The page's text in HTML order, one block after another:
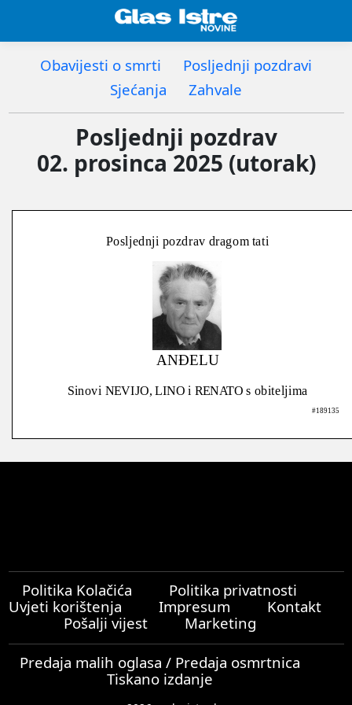
Obavijesti o smrti
Posljednji pozdravi
Sjećanja
Zahvale
Posljednji pozdrav
02. prosinca 2025 (utorak)
Posljednji pozdrav dragom tati
ANĐELU
Sinovi NEVIJO, LINO i RENATO s obiteljima
#189135
Politika Kolačića
Politika privatnosti
Uvjeti korištenja
Impresum
Kontakt
Pošalji vijest
Marketing
Predaja malih oglasa / Predaja osmrtnica
Tiskano izdanje